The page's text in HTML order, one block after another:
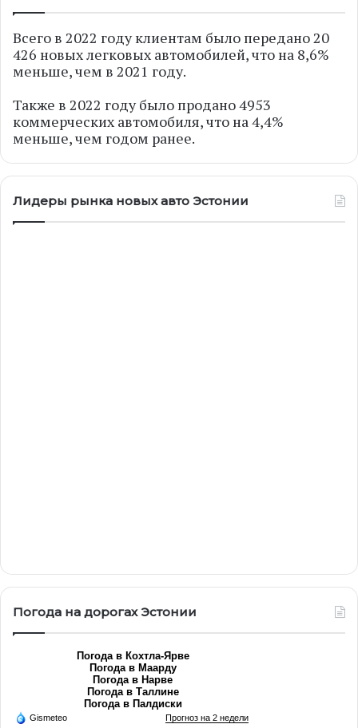
Всего в 2022 году клиентам было передано 20
426 новых легковых автомобилей, что на 8,6%
меньше, чем в 2021 году.
Также в 2022 году было продано 4953
коммерческих автомобиля, что на 4,4%
меньше, чем годом ранее.
Лидеры рынка новых авто Эстонии
Погода на дорогах Эстонии
Погода в Кохтла-Ярве
Погода в Маарду
Погода в Нарве
Погода в Таллине
Погода в Палдиски
Gismeteo Прогноз на 2 недели